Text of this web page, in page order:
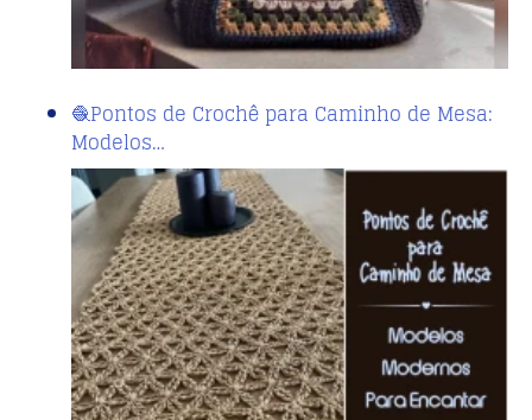
🧶Pontos de Crochê para Caminho de Mesa:
Modelos…